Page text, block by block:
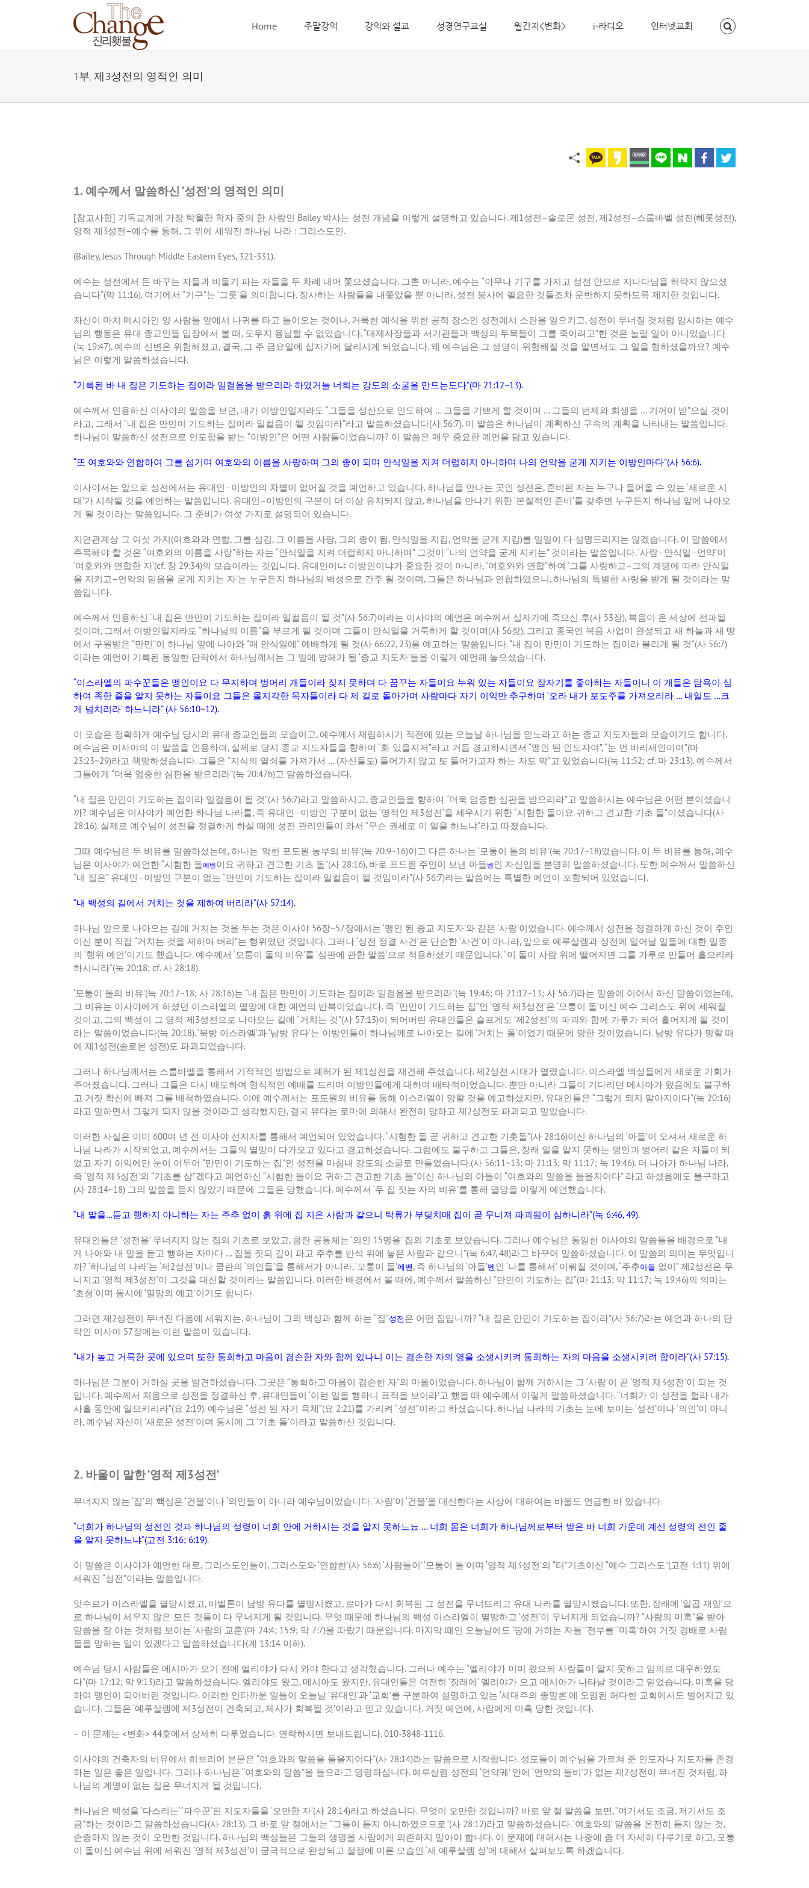
Home 주말강의 강의와 설교 성경연구교실 월간지<변화> i-라디오 인터넷교회
1부, 제3성전의 영적인 의미
1. 예수께서 말씀하신 ‘성전’의 영적인 의미
[참고사항] 기독교계에 가장 탁월한 학자 중의 한 사람인 Bailey 박사는 성전 개념을 이렇게 설명하고 있습니다.제1성전–솔로몬 성전,제2성전–스룹바벨 성전(헤롯성전),
영적 제3성전–예수를 통해, 그 위에 세워진 하나님 나라 : 그리스도인.
(Bailey, Jesus Through Middle Eastern Eyes, 321-331).
예수는 성전에서 돈 바꾸는 자들과 비둘기 파는 자들을 두 차례 내어 쫓으셨습니다. 그뿐 아니라, 예수는 “아무나 기구를 가지고 성전 안으로 지나다님을 허락지 않으셨
습니다”(막 11:16). 여기에서 “기구”는 ‘그릇’을 의미합니다. 장사하는 사람들을 내쫓았을 뿐 아니라, 성전 봉사에 필요한 것들조차 운반하지 못하도록 제지한 것입니다.
자신이 마치 메시아인 양 사람들 앞에서 나귀를 타고 들어오는 것이나, 거룩한 예식을 위한 공적 장소인 성전에서 소란을 일으키고, 성전이 무너질 것처럼 암시하는 예수
님의 행동은 유대 종교인들 입장에서 볼 때, 도무지 용납할 수 없었습니다. “대제사장들과 서기관들과 백성의 두목들이 그를 죽이려고”한 것은 놀랄 일이 아니었습니다
(눅 19:47). 예수의 신변은 위험해졌고, 결국, 그 주 금요일에 십자가에 달리시게 되었습니다.왜 예수님은 그 생명이 위험해질 것을 알면서도 그 일을 행하셨을까요? 예수
님은 이렇게 말씀하셨습니다.
“기록된 바 내 집은 기도하는 집이라 일컬음을 받으리라 하였거늘 너희는 강도의 소굴을 만드는도다”(마 21:12~13).
예수께서 인용하신 이사야의 말씀을 보면, 내가 이방인일지라도 “그들을 성산으로 인도하여 … 그들을 기쁘게 할 것이며 … 그들의 번제와 희생을 … 기꺼이 받”으실 것이
라고, 그래서 “내 집은 만민이 기도하는 집이라 일컬음이 될 것임이라”라고 말씀하셨습니다(사 56:7). 이 말씀은 하나님이 계획하신 구속의 계획을 나타내는 말씀입니다.
하나님이 말씀하신 성전으로 인도함을 받는 “이방인”은 어떤 사람들이었습니까? 이 말씀은 매우 중요한 예언을 담고 있습니다.
“또 여호와와 연합하여 그를 섬기며 여호와의 이름을 사랑하며 그의 종이 되며 안식일을 지켜 더럽히지 아니하며 나의 언약을 굳게 지키는 이방인마다”(사 56:6).
이사야서는 앞으로 성전에서는 유대인–이방인의 차별이 없어질 것을 예언하고 있습니다.하나님을 만나는 곳인 성전은, 준비된 자는 누구나 들어올 수 있는 ‘새로운 시
대’가 시작될 것을 예언하는 말씀입니다. 유대인–이방인의 구분이 더 이상 유지되지 않고,하나님을 만나기 위한‘본질적인 준비’를 갖추면 누구든지 하나님 앞에 나아오
게 될 것이라는 말씀입니다. 그 준비가 여섯 가지로 설명되어 있습니다.
지면관계상 그 여섯 가지(여호와와 연합, 그를 섬김, 그 이름을 사랑, 그의 종이 됨, 안식일을 지킴, 언약을 굳게 지킴)를 일일이 다 설명드리지는 않겠습니다. 이 말씀에서
주목해야 할 것은 “여호와의 이름을 사랑”하는 자는 “안식일을 지켜 더럽히지 아니하며” 그것이 “나의 언약을 굳게 지키는” 것이라는 말씀입니다. ‘사랑–안식일–언약’이
‘여호와와 연합한 자’(cf. 창 29:34)의 모습이라는 것입니다. 유대인이냐 이방인이냐가 중요한 것이 아니라, “여호와와 연합”하여 ‘그를 사랑하고–그의 계명에 따라 안식일
을 지키고–언약의 믿음을 굳게 지키는 자’는 누구든지 하나님의 백성으로 간주 될 것이며, 그들은 하나님과 연합하였으니,하나님의 특별한 사랑을 받게 될 것이라는 말
씀입니다.
예수께서 인용하신 “내 집은 만민이 기도하는 집이라 일컬음이 될 것”(사 56:7)이라는 이사야의 예언은 예수께서 십자가에 죽으신 후(사 53장), 복음이 온 세상에 전파될
것이며, 그래서 이방인일지라도 “하나님의 이름”을 부르게 될 것이며 그들이 안식일을 거룩하게 할 것이며(사 56장), 그리고 종국엔 복음 사업이 완성되고 새 하늘과 새 땅
에서 구원받은 “만민”이 하나님 앞에 나아와“매 안식일에” 예배하게 될 것(사 66:22, 23)을 예고하는 말씀입니다. “내 집이 만민이 기도하는 집이라 불리게 될 것”(사 56:7)
이라는 예언이 기록된 동일한 단락에서 하나님께서는 그 일에 방해가 될 ‘종교 지도자’들을 이렇게 예언해 놓으셨습니다.
“이스라엘의 파수꾼들은 맹인이요 다 무지하며 벙어리 개들이라 짖지 못하며 다 꿈꾸는 자들이요 누워 있는 자들이요 잠자기를 좋아하는 자들이니 이 개들은 탐욕이 심
하여 족한 줄을 알지 못하는 자들이요 그들은 몰지각한 목자들이라 다 제 길로 돌아가며 사람마다 자기 이익만 추구하며 ‘오라 내가 포도주를 가져오리라 … 내일도 …크
게 넘치리라’하느니라” (사 56:10~12).
이 모습은 정확하게 예수님 당시의 유대 종교인들의 모습이고, 예수께서 재림하시기 직전에 있는 오늘날 하나님을 믿노라고 하는 종교 지도자들의 모습이기도 합니다.
예수님은 이사야의 이 말씀을 인용하여, 실제로 당시 종교 지도자들을 향하여 “화 있을지저”라고 거듭 경고하시면서 “맹인 된 인도자여”, “눈 먼 바리새인이여”(마
23:23~29)라고 책망하셨습니다. 그들은 “지식의 열쇠를 가져가서 … (자신들도) 들어가지 않고 또 들어가고자 하는 자도 막”고 있었습니다(눅 11:52; cf. 마 23:13). 예수께서
그들에게 “더욱 엄중한 심판을 받으리라”(눅 20:47b)고 말씀하셨습니다.
“내 집은 만민이 기도하는 집이라 일컬음이 될 것”(사 56:7)라고 말씀하시고, 종교인들을 향하여 “더욱 엄중한 심판을 받으리라”고 말씀하시는 예수님은 어떤 분이셨습니
까? 예수님은 이사야가 예언한 하나님 나라를, 즉 유대인–이방인 구분이 없는 ‘영적인 제3성전’을 세우시기 위한“시험한 돌이요 귀하고 견고한 기초 돌”이셨습니다(사
28:16). 실제로 예수님이 성전을 정결하게 하실 때에 성전 관리인들이 와서 “무슨 권세로 이 일을 하느냐”라고 따졌습니다.
그때 예수님은 두 비유를 말씀하셨는데,하나는 ‘악한 포도원 농부의 비유’(눅 20:9~16)이고 다른 하나는 ‘모퉁이 돌의 비유’(눅 20:17~18)였습니다. 이 두 비유를 통해, 예수
님은 이사야가 예언한“시험한 돌에벤이요 귀하고 견고한 기초 돌”(사 28:16), 바로 포도원 주인이 보낸 아들벤인 자신임을 분명히 말씀하셨습니다. 또한 예수께서 말씀하신
“내 집은” 유대인–이방인 구분이 없는 “만민이 기도하는 집이라 일컬음이 될 것임이라”(사 56:7)라는 말씀에는 특별한 예언이 포함되어 있었습니다.
“내 백성의 길에서 거치는 것을 제하여 버리라”(사 57:14).
하나님 앞으로 나아오는 길에 거치는 것을 두는 것은 이사야 56장~57장에서는 ‘맹인 된 종교 지도자’와 같은 ‘사람’이었습니다. 예수께서 성전을 정결하게 하신 것이 주인
이신 분이 직접 “거치는 것을 제하여 버리”는 행위였던 것입니다. 그러나‘성전 정결 사건’은 단순한‘사건’이 아니라, 앞으로 예루살렘과 성전에 일어날 일들에 대한 일종
의 ‘행위 예언’이기도 했습니다. 예수께서 ‘모퉁이 돌의 비유’를 ‘심판에 관한 말씀’으로 적용하셨기 때문입니다. “이 돌이 사람 위에 떨어지면 그를 가루로 만들어 흩으리라
하시니라”(눅 20:18; cf.사 28:18).
‘모퉁이 돌의 비유’(눅 20:17~18; 사 28:16)는 “내 집은 만민이 기도하는 집이라 일컬음을 받으리라”(눅 19:46; 마 21:12~13; 사 56:7)라는 말씀에 이어서 하신 말씀이었는데,
그 비유는 이사야에게 하셨던 이스라엘의 멸망에 대한 예언의 반복이었습니다. 즉 “만민이 기도하는 집”인 ‘영적 제3성전’은 ‘모퉁이 돌’이신 예수 그리스도 위에 세워질
것이고, 그의 백성이 그 영적 제3성전으로 나아오는 길에 “거치는 것”(사 57:13)이 되어버린 유대인들은 슬프게도 ‘제2성전’의 파괴와 함께 가루가 되어 흩어지게 될 것이
라는 말씀이었습니다(눅 20:18). ‘북방 이스라엘’과‘남방 유다’는 이방인들이 하나님께로 나아오는 길에 ‘거치는 돌’이었기 때문에 망한 것이었습니다. 남방 유다가 망할 때
에 제1성전(솔로몬 성전)도 파괴되었습니다.
그러나 하나님께서는 스룹바벨을 통해서 기적적인 방법으로 폐허가 된 제1성전을 재건해 주셨습니다.제2성전 시대가 열렸습니다. 이스라엘 백성들에게 새로운 기회가
주어졌습니다. 그러나 그들은 다시 배도하여 형식적인 예배를 드리며 이방인들에게 대하여 배타적이었습니다. 뿐만 아니라 그들이 기다리던 메시아가 왔음에도 불구하
고 거짓 확신에 빠져 그를 배척하였습니다. 이에 예수께서는 포도원의 비유를 통해 이스라엘이 망할 것을 예고하셨지만, 유대인들은 “그렇게 되지 말아지이다”(눅 20:16)
라고 말하면서 그렇게 되지 않을 것이라고 생각했지만, 결국 유다는 로마에 의해서 완전히 망하고 제2성전도 파괴되고 말았습니다.
이러한 사실은 이미 600여 년 전 이사야 선지자를 통해서 예언되어 있었습니다. “시험한 돌 곧 귀하고 견고한 기촛돌”(사 28:16)이신 하나님의 ‘아들’이 오셔서 새로운 하
나님 나라가 시작되었고, 예수께서는 그들의 멸망이 다가오고 있다고 경고하셨습니다. 그럼에도 불구하고 그들은, 장래 일을 알지 못하는 맹인과 벙어리 같은 자들이 되
었고 자기 이익에만 눈이 어두어 “만민이 기도하는 집”인 성전을 마침내 강도의 소굴로 만들었습니다.(사 56:11~13; 마 21:13; 막 11:17; 눅 19:46). 더 나아가 하나님 나라,
즉 ‘영적 제3성전’의 “기초를 삼”겠다고 예언하신 “시험한 돌이요 귀하고 견고한 기초 돌”이신 하나님의 아들이 “여호와의 말씀을 들을지어다” 라고 하셨음에도 불구하고
(사 28:14~18) 그의 말씀을 듣지 않았기 때문에 그들은 망했습니다. 예수께서 ‘두 집 짓는 자의 비유’를 통해 멸망을 이렇게 예언했습니다.
“내 말을…듣고 행하지 아니하는 자는 주추 없이 흙 위에 집 지은 사람과 같으니 탁류가 부딪치매 집이 곧 무너져 파괴됨이 심하니라”(눅 6:46, 49).
유대인들은 ‘성전을’ 무너지지 않는 집의 기초로 보았고, 쿰란 공동체는 ‘의인 15명을’ 집의 기초로 보았습니다. 그러나 예수님은 동일한 이사야의 말씀들을 배경으로 “내
게 나아와 내 말을 듣고 행하는 자마다 … 집을 짓되 깊이 파고 주추를 반석 위에 놓은 사람과 같으니”(눅 6:47, 48)라고 바꾸어 말씀하셨습니다. 이 말씀의 의미는 무엇입니
까? ‘하나님의 나라’는 ‘제2성전’이나 쿰란의 ‘의인들’을 통해서가 아니라, ‘모퉁이 돌’에벤, 즉 하나님의 ‘아들’벤인 ‘나를 통해서’ 이뤄질 것이며, “주추아들 없이”제2성전은 무
너지고 ‘영적 제3성전’이 그것을 대신할 것이라는 말씀입니다. 이러한 배경에서 볼 때에, 예수께서 말씀하신 “만민이 기도하는 집”(마 21:13; 막 11:17; 눅 19:46)의 의미는
‘초청’이며 동시에 ‘멸망의 예고’이기도 합니다.
그러면 제2성전이 무너진 다음에 세워지는,하나님이 그의 백성과 함께 하는 “집”성전은 어떤 집입니까? “내 집은 만민이 기도하는 집이라”(사 56:7)라는 예언과 하나의 단
락인 이사야 57장에는 이런 말씀이 있습니다.
“내가 높고 거룩한 곳에 있으며 또한 통회하고 마음이 겸손한 자와 함께 있나니 이는 겸손한 자의 영을 소생시키켜 통회하는 자의 마음을 소생시키려 함이라”(사 57:15).
하나님은 그분이 거하실 곳을 발견하셨습니다. 그곳은 “통회하고 마음이 겸손한 자”의 마음이었습니다.하나님이 함께 거하시는 그 ‘사람’이 곧 ‘영적 제3성전’이 되는 것
입니다. 예수께서 처음으로 성전을 정결하신 후, 유대인들이 ‘이런 일을 행하니 표적을 보이라’고 했을 때 예수께서 이렇게 말씀하셨습니다. “너희가 이 성전을 헐라 내가
사흘 동안에 일으키리라”(요 2:19). 예수님은 “성전 된 자기 육체”(요 2:21)를 가리켜 “성전”이라고 하셨습니다.하나님 나라의 기초는 눈에 보이는 ‘성전’이나‘의인’이 아니
라, 예수님 자신이 ‘새로운 성전’이며 동시에 그 ‘기초 돌’이라고 말씀하신 것입니다.
2. 바울이 말한 ‘영적 제3성전’
무너지지 않는 ‘집’의 핵심은 ‘건물’이나‘의인들’이 아니라 예수님이었습니다. ‘사람’이 ‘건물’을 대신한다는 사상에 대하여는 바울도 언급한 바 있습니다.
“너희가 하나님의 성전인 것과 하나님의 성령이 너희 안에 거하시는 것을 알지 못하느뇨 … 너희 몸은 너희가 하나님께로부터 받은 바 너희 가운데 계신 성령의 전인 줄
을 알지 못하느냐”(고전 3:16; 6:19).
이 말씀은 이사야가 예언한 대로, 그리스도인들이, 그리스도와‘연합한’(사 56:6) ‘사람들이’ ‘모퉁이 돌’이며 ‘영적 제3성전’의 “터”기초이신 “예수 그리스도”(고전 3:11) 위에
세워진 “성전”이라는 말씀입니다.
앗수르가 이스라엘을 멸망시켰고, 바벨론이 남방 유다를 멸망시켰고, 로마가 다시 회복된 그 성전을 무너뜨리고 유대 나라를 멸망시켰습니다. 또한, 장래에 ‘일곱 재앙’으
로 하나님이 세우지 않은 모든 것들이 다 무너지게 될 것입니다. 무엇 때문에 하나님의 백성 이스라엘이 멸망하고 ‘성전’이 무너지게 되었습니까? “사람의 미혹”을 받아
말씀을 잘 아는 것처럼 보이는 ‘사람의 교훈’(마 24:4; 15:9; 막 7:7)을 따랐기 때문입니다. 마지막 때인 오늘날에도 ‘땅에 거하는 자들’ ‘전부를’ ‘미혹’하여 거짓 경배로 사람
들을 망하는 일이 있겠다고 말씀하셨습니다(계 13:14 이하).
예수님 당시 사람들은 메시아가 오기 전에 엘리야가 다시 와야 한다고 생각했습니다. 그러나 예수는 “엘리야가 이미 왔으되 사람들이 알지 못하고 임의로 대우하였도
다”(마 17:12; 막 9:13)라고 말씀하셨습니다. 엘리야도 왔고, 메시아도 왔지만, 유대인들은 여전히 ‘장래에’ 엘리야가 오고 메시아가 나타날 것이라고 믿었습니다. 미혹을 당
하여 맹인이 되어버린 것입니다. 이러한 안타까운 일들이 오늘날‘유대인’과‘교회’를 구분하여 설명하고 있는 ‘세대주의 종말론’에 오염된 허다한 교회에서도 벌어지고 있
습니다. 그들은 ‘예루살렘에 제3성전이 건축되고,제사가 회복될 것’이라고 믿고 있습니다. 거짓 예언에,사람에게 미혹 당한 것입니다.
– 이 문제는 <변화> 44호에서 상세히 다루었습니다. 연락하시면 보내드립니다. 010-3848-1116.
이사야의 건축자의 비유에서 히브리어 본문은 “여호와의 말씀을 들을지어다”(사 28:14)라는 말씀으로 시작합니다. 성도들이 예수님을 가르쳐 준 인도자나 지도자를 존경
하는 일은 좋은 일입니다. 그러나 하나님은 “여호와의 말씀”을 들으라고 명령하십니다. 예루살렘 성전의 ‘언약궤’ 안에 ‘언약의 돌비’가 없는 제2성전이 무너진 것처럼,하
나님의 계명이 없는 집은 무너지게 될 것입니다.
하나님은 백성을 ‘다스리는’ ‘파수꾼’된 지도자들을 ‘오만한 자’(사 28:14)라고 하셨습니다. 무엇이 오만한 것입니까? 바로 앞 절 말씀을 보면, “여기서도 조금, 저기서도 조
금”하는 것이라고 말씀하셨습니다(사 28:13). 그 바로 앞 절에서는 “그들이 듣지 아니하였으므로”(사 28:12)라고 말씀하셨습니다. ‘여호와의’ 말씀을 온전히 듣지 않는 것,
순종하지 않는 것이 오만한 것입니다.하나님의 백성들은 그들의 생명을 사람에게 의존하지 말아야 합니다. 이 문제에 대해서는 나중에 좀 더 자세히 다루기로 하고, 모퉁
이 돌이신 예수님 위에 세워진 ‘영적 제3성전’이 궁극적으로 완성되고 절정에 이른 모습인 ‘새 예루살렘 성’에 대해서 살펴보도록 하겠습니다.